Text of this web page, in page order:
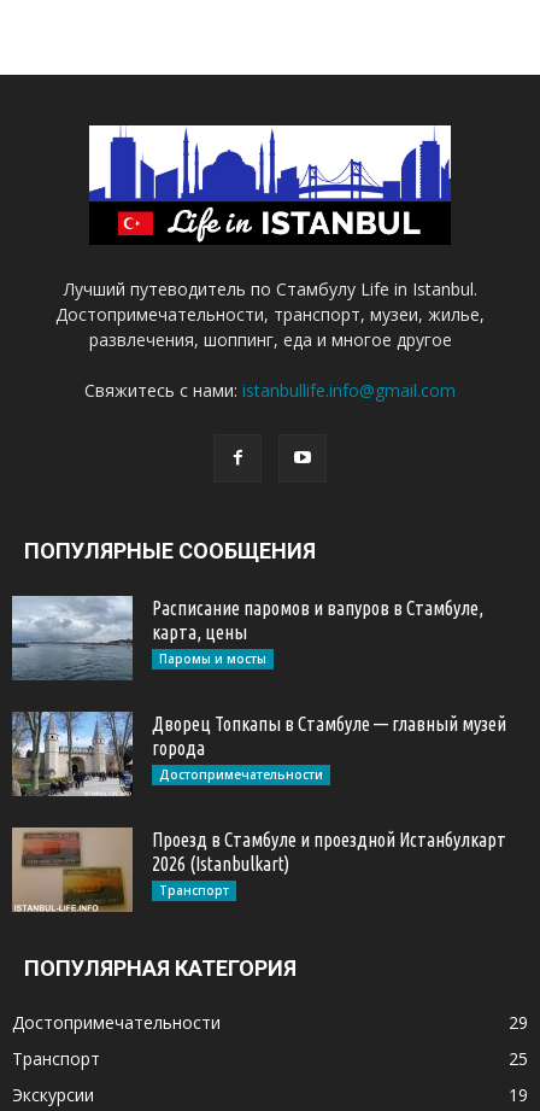
Лучший путеводитель по Стамбулу Life in Istanbul.
Достопримечательности, транспорт, музеи, жилье,
развлечения, шоппинг, еда и многое другое
Свяжитесь с нами: istanbullife.info@gmail.com
ПОПУЛЯРНЫЕ СООБЩЕНИЯ
Расписание паромов и вапуров в Стамбуле,
карта, цены
Паромы и мосты
Дворец Топкапы в Стамбуле — главный музей
города
Достопримечательности
Проезд в Стамбуле и проездной Истанбулкарт
2026 (Istanbulkart)
Транспорт
ПОПУЛЯРНАЯ КАТЕГОРИЯ
Достопримечательности
29
Транспорт
25
Экскурсии
19